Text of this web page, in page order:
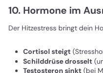
10. Hormone im
Der Hitzestress bringt dein
Cortisol steigt
Schilddrüse drosselt
Testosteron sinkt (bei